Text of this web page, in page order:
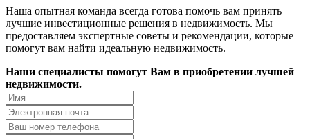
Наша опытная команда всегда готова помочь вам принять
лучшие инвестиционные решения в недвижимость. Мы
предоставляем экспертные советы и рекомендации, которые
помогут вам найти идеальную недвижимость.
Наши специалисты помогут Вам в приобретении лучшей
недвижимости.